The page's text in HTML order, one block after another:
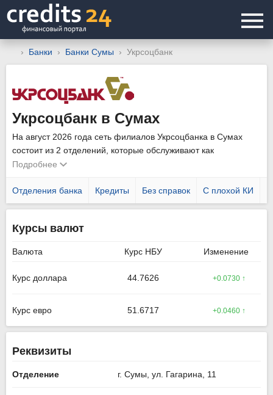
Банки Банки Сумы Укрсоцбанк
Укрсоцбанк в Сумах
На август 2026 года сеть филиалов Укрсоцбанка в Сумах
состоит из 2 отделений, которые обслуживают как
физических, так и юридических лиц. Уточнить график работы
0800 300-090.
Подробнее
Отделения банка Кредиты Без справок С плохой КИ
Курсы валют
Валюта Курс НБУ Изменение
Курс доллара 44.7626 +0.0730 ↑
Курс евро 51.6717 +0.0460 ↑
Реквизиты
Отделение г. Сумы, ул. Гагарина, 11